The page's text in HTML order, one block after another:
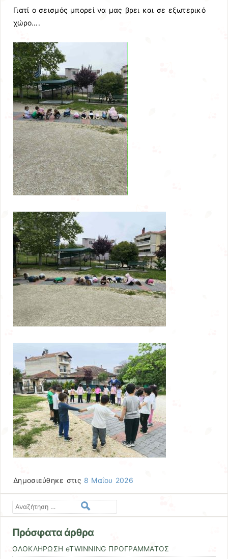
Γιατί ο σεισμός μπορεί να μας βρει και σε εξωτερικό
χώρο….
Δημοσιεύθηκε στις 8 Μαΐου 2026
Αναζήτηση
Πρόσφατα άρθρα
OΛΟΚΛΗΡΩΣΗ eTWINNING ΠΡΟΓΡΑΜΜΑΤΟΣ